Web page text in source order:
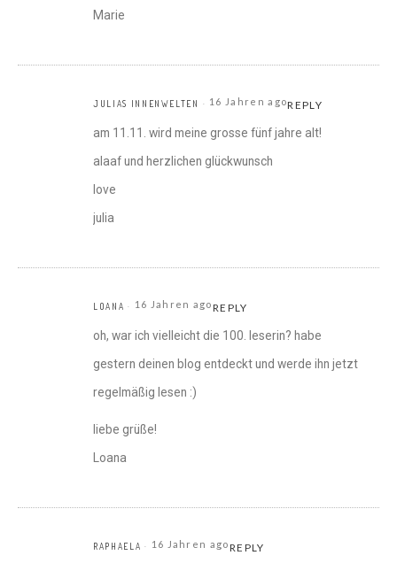
Marie
JULIAS INNENWELTEN 16 Jahren agoREPLY
am 11.11. wird meine grosse fünf jahre alt!
alaaf und herzlichen glückwunsch
love
julia
LOANA 16 Jahren agoREPLY
oh, war ich vielleicht die 100. leserin? habe
gestern deinen blog entdeckt und werde ihn jetzt
regelmäßig lesen :)
liebe grüße!
Loana
RAPHAELA 16 Jahren agoREPLY